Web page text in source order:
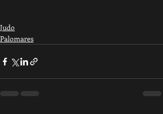
Judo
Palomares